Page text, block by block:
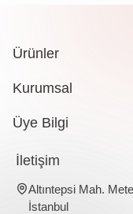
Ürünler
Kurumsal
Üye Bilgi
İletişim
Altıntepsi Mah.
İstanbul